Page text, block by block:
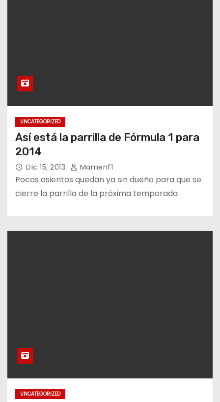
UNCATEGORIZED
Así está la parrilla de Fórmula 1 para
2014
Dic 15, 2013 Mamenf1
Pocos asientos quedan ya sin dueño para que se
cierre la parrilla de la próxima temporada
UNCATEGORIZED